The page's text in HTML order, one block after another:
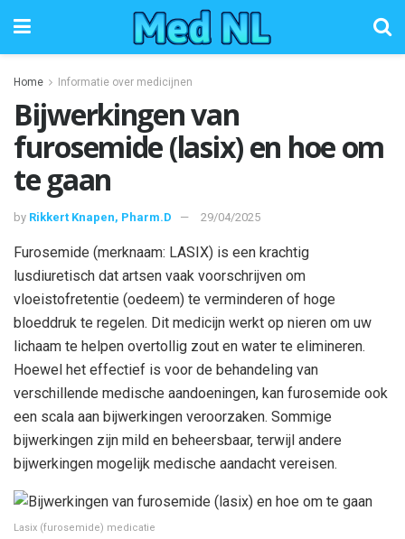
Home Informatie over medicijnen
Bijwerkingen van
furosemide (lasix) en hoe om
te gaan
by Rikkert Knapen, Pharm.D 29/04/2025
Furosemide (merknaam: LASIX) is een krachtig
lusdiuretisch dat artsen vaak voorschrijven om
vloeistofretentie (oedeem) te verminderen of hoge
bloeddruk te regelen. Dit medicijn werkt op nieren om uw
lichaam te helpen overtollig zout en water te elimineren.
Hoewel het effectief is voor de behandeling van
verschillende medische aandoeningen, kan furosemide ook
een scala aan bijwerkingen veroorzaken. Sommige
bijwerkingen zijn mild en beheersbaar, terwijl andere
bijwerkingen mogelijk medische aandacht vereisen.
Lasix (furosemide) medicatie